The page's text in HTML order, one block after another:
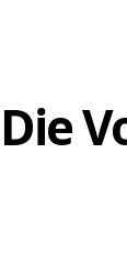
Die